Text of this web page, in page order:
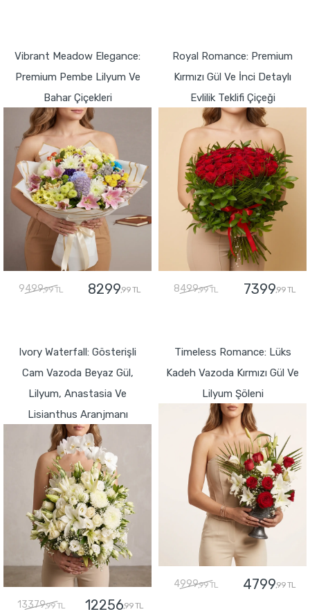
Vibrant Meadow Elegance:
Premium Pembe Lilyum Ve
Bahar Çiçekleri
9499,99 TL 8299,99 TL
Royal Romance: Premium
Kırmızı Gül Ve İnci Detaylı
Evlilik Teklifi Çiçeği
8499,99 TL 7399,99 TL
Ivory Waterfall: Gösterişli
Cam Vazoda Beyaz Gül,
Lilyum, Anastasia Ve
Lisianthus Aranjmanı
13379,99 TL 12256,99 TL
Timeless Romance: Lüks
Kadeh Vazoda Kırmızı Gül Ve
Lilyum Şöleni
4999,99 TL 4799,99 TL